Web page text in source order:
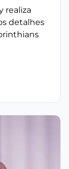
realiza
detalhes